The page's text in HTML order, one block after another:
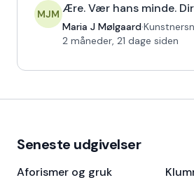
MJM Ære. Vær hans minde.
Maria J Mølgaard·
2 måneder, 21 dage siden
Seneste udgivelser
Aforismer og gruk